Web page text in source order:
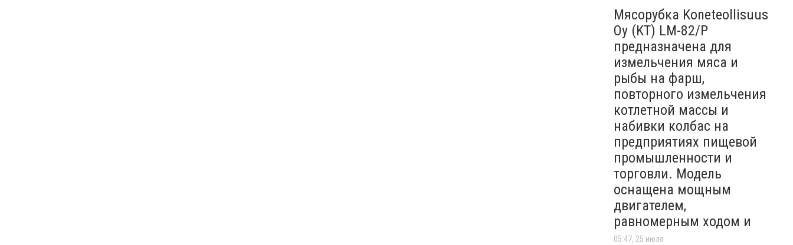
Мясорубка Koneteollisuus
Oy (KT)​ LM-82/P
предназначена для
измельчения мяса и
рыбы на фарш,
повторного измельчения
котлетной массы и
набивки колбас на
предприятиях пищевой
промышленности и
торговли. Модель
оснащена мощным
двигателем,
равномерным ходом и
05:47, 25 июля